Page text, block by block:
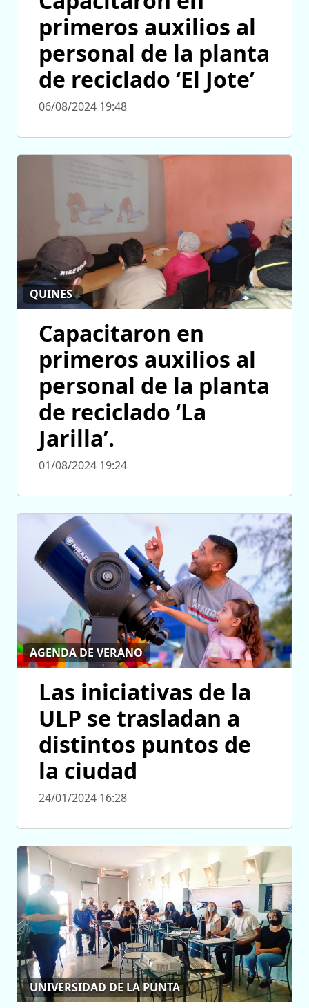
primeros auxilios al
personal de la planta
de reciclado ‘El Jote’
06/08/2024 19:48
QUINES
Capacitaron en
primeros auxilios al
personal de la planta
de reciclado ‘La
Jarilla’.
01/08/2024 19:24
AGENDA DE VERANO
Las iniciativas de la
ULP se trasladan a
distintos puntos de
la ciudad
24/01/2024 16:28
UNIVERSIDAD DE LA PUNTA